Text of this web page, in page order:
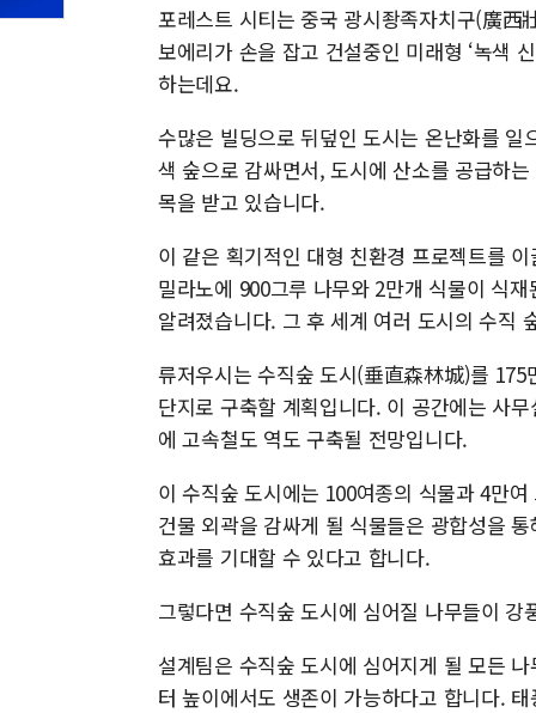
포레스트 시티는 중국 광시좡족자치구(廣
보에리가 손을 잡고 건설중인 미래형 ‘녹색
하는데요.
수많은 빌딩으로 뒤덮인 도시는 온난화를
색 숲으로 감싸면서, 도시에 산소를 공급하
목을 받고 있습니다.
이 같은 획기적인 대형 친환경 프로젝트를
밀라노에 900그루 나무와 2만개 식물이 식
알려졌습니다. 그 후 세계 여러 도시의 수직
류저우시는 수직숲 도시(垂直森林城)를
단지로 구축할 계획입니다. 이 공간에는 사
에 고속철도 역도 구축될 전망입니다.
이 수직숲 도시에는 100여종의 식물과 4만
건물 외곽을 감싸게 될 식물들은 광합성을
효과를 기대할 수 있다고 합니다.
그렇다면 수직숲 도시에 심어질 나무들이 강
설계팀은 수직숲 도시에 심어지게 될 모든
터 높이에서도 생존이 가능하다고 합니다.